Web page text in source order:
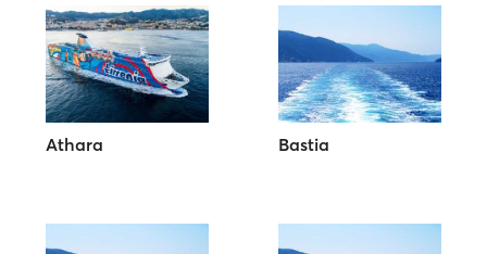
Athara Bastia